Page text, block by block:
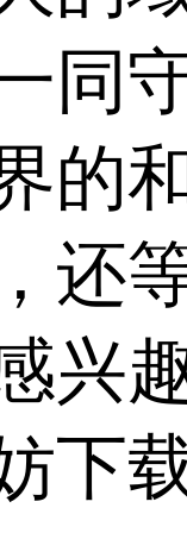
同
的
还
兴
下